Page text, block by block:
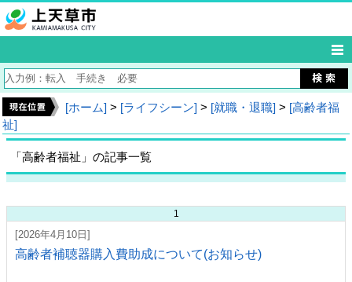
[ホーム] > [ライフシーン] > [就職・退職] > [高齢者福
祉]
「高齢者福祉」の記事一覧
1
[2026年4月10日]
高齢者補聴器購入費助成について(お知らせ)